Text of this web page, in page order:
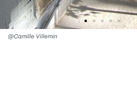
@Camille Villemin